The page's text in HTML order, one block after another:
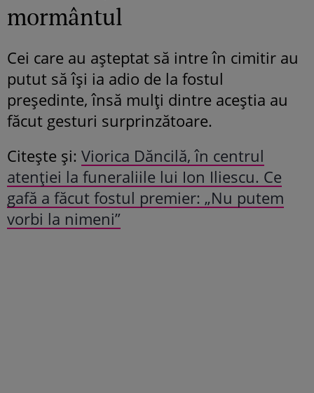
mormântul
Cei care au așteptat să intre în cimitir au
putut să își ia adio de la fostul
președinte, însă mulți dintre aceștia au
făcut gesturi surprinzătoare.
Citește și: Viorica Dăncilă, în centrul
atenției la funeraliile lui Ion Iliescu. Ce
gafă a făcut fostul premier: „Nu putem
vorbi la nimeni”